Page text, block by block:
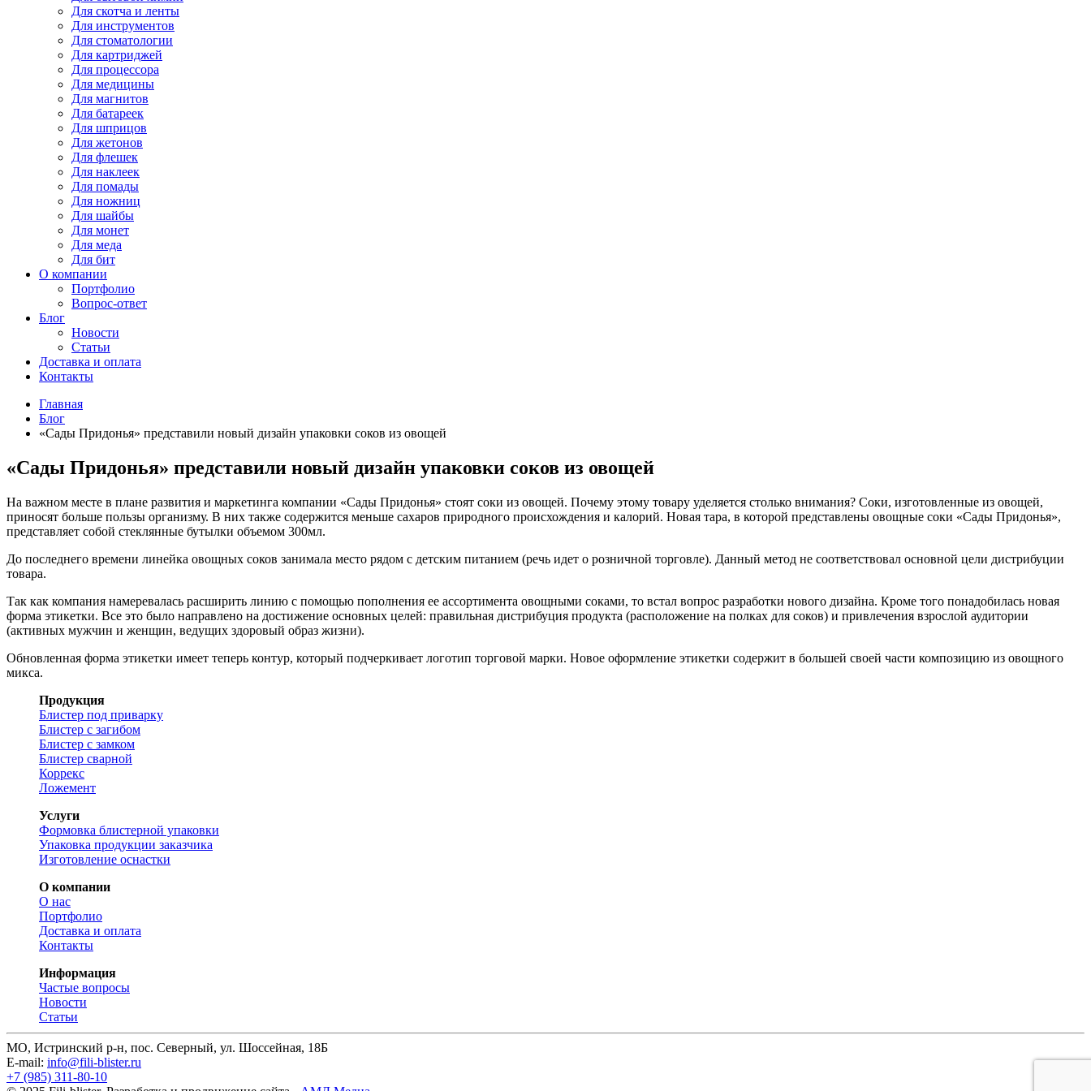
Для скотча и ленты
Для инструментов
Для стоматологии
Для картриджей
Для процессора
Для медицины
Для магнитов
Для батареек
Для шприцов
Для жетонов
Для флешек
Для наклеек
Для помады
Для ножниц
Для шайбы
Для монет
Для меда
Для бит
О компании
Портфолио
Вопрос-ответ
Блог
Новости
Статьи
Доставка и оплата
Контакты
Главная
Блог
«Сады Придонья» представили новый дизайн упаковки соков из овощей
«Сады Придонья» представили новый дизайн упаковки соков из овощей
На важном месте в плане развития и маркетинга компании «Сады Придонья» стоят соки из овощей. Почему этому товару уделяется столько внимания? Соки, изготовленные из овощей,
приносят больше пользы организму. В них также содержится меньше сахаров природного происхождения и калорий. Новая тара, в которой представлены овощные соки «Сады Придонья»,
представляет собой стеклянные бутылки объемом 300мл.
До последнего времени линейка овощных соков занимала место рядом с детским питанием (речь идет о розничной торговле). Данный метод не соответствовал основной цели дистрибуции
товара.
Так как компания намеревалась расширить линию с помощью пополнения ее ассортимента овощными соками, то встал вопрос разработки нового дизайна. Кроме того понадобилась новая
форма этикетки. Все это было направлено на достижение основных целей: правильная дистрибуция продукта (расположение на полках для соков) и привлечения взрослой аудитории
(активных мужчин и женщин, ведущих здоровый образ жизни).
Обновленная форма этикетки имеет теперь контур, который подчеркивает логотип торговой марки. Новое оформление этикетки содержит в большей своей части композицию из овощного
микса.
Продукция
Блистер под приварку
Блистер с загибом
Блистер с замком
Блистер сварной
Коррекс
Ложемент
Услуги
Формовка блистерной упаковки
Упаковка продукции заказчика
Изготовление оснастки
О компании
О нас
Портфолио
Доставка и оплата
Контакты
Информация
Частые вопросы
Новости
Статьи
МО, Истринский р-н, пос. Северный, ул. Шоссейная, 18Б
E-mail: info@fili-blister.ru
+7 (985) 311-80-10